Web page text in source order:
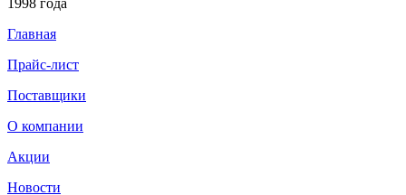
1998 года
Главная
Прайс-лист
Поставщики
О компании
Акции
Новости